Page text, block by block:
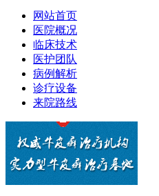
网站首页
医院概况
临床技术
医护团队
病例解析
诊疗设备
来院路线